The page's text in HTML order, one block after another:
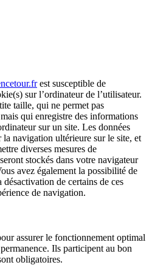
est susceptible de
sur l’ordinateur de l’utilisateur.
taille, qui ne permet pas
qui enregistre des informations
sur un site. Les données
navigation ultérieure sur le site, et
diverses mesures de
stockés dans votre navigateur
avez également la possibilité de
de certains de ces
de navigation.
assurer le fonctionnement optimal
Ils participent au bon
obligatoires.